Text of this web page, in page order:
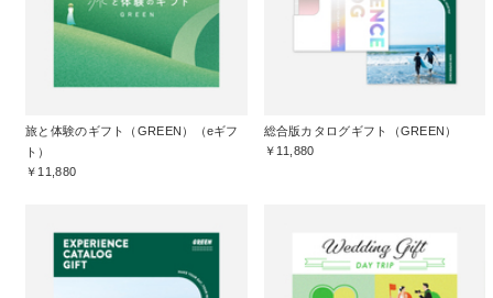
旅と体験のギフト（GREEN）（eギフ
ト）
￥11,880
総合版カタログギフト（GREEN）
￥11,880